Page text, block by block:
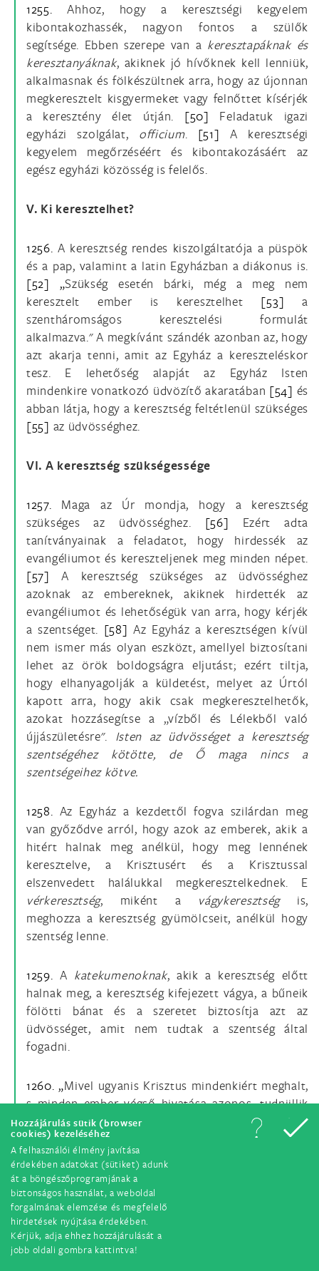
Hozzájárulás sütik (browser
cookies) kezeléséhez
A felhasználói élmény javítása
érdekében adatokat (sütiket) adunk
át a böngészőprogramjának a
biztonságos használat, a weboldal
forgalmának elemzése és megfelelő
hirdetések nyújtása érdekében.
Kérjük, adja ehhez hozzájárulását a
jobb oldali gombra kattintva!
1255.Ahhoz, hogy a keresztségi kegyelem
kibontakozhassék, nagyon fontos a szülők
segítsége. Ebben szerepe van a keresztapáknak és
keresztanyáknak, akiknek jó hívőknek kell lenniük,
alkalmasnak és fölkészültnek arra, hogy az újonnan
megkeresztelt kisgyermeket vagy felnőttet kísérjék
a keresztény élet útján. [50] Feladatuk igazi
egyházi szolgálat, officium. [51] A keresztségi
kegyelem megőrzéséért és kibontakozásáért az
egész egyházi közösség is felelős.
V. Ki keresztelhet?
1256.A keresztség rendes kiszolgáltatója a püspök
és a pap, valamint a latin Egyházban a diákonus is.
[52] „Szükség esetén bárki, még a meg nem
keresztelt ember is keresztelhet [53] a
szentháromságos keresztelési formulát
alkalmazva." A megkívánt szándék azonban az, hogy
azt akarja tenni, amit az Egyház a kereszteléskor
tesz. E lehetőség alapját az Egyház Isten
mindenkire vonatkozó üdvözítő akaratában [54] és
abban látja, hogy a keresztség feltétlenül szükséges
[55] az üdvösséghez.
VI. A keresztség szükségessége
1257. Maga az Úr mondja, hogy a keresztség
szükséges az üdvösséghez. [56] Ezért adta
tanítványainak a feladatot, hogy hirdessék az
evangéliumot és kereszteljenek meg minden népet.
[57] A keresztség szükséges az üdvösséghez
azoknak az embereknek, akiknek hirdették az
evangéliumot és lehetőségük van arra, hogy kérjék
a szentséget. [58] Az Egyház a keresztségen kívül
nem ismer más olyan eszközt, amellyel biztosítani
lehet az örök boldogságra eljutást; ezért tiltja,
hogy elhanyagolják a küldetést, melyet az Úrtól
kapott arra, hogy akik csak megkeresztelhetők,
azokat hozzásegítse a „vízből és Lélekből való
újjászületésre". Isten az üdvösséget a keresztség
szentségéhez kötötte, de Ő maga nincs a
szentségeihez kötve.
1258. Az Egyház a kezdettől fogva szilárdan meg
van győződve arról, hogy azok az emberek, akik a
hitért halnak meg anélkül, hogy meg lennének
keresztelve, a Krisztusért és a Krisztussal
elszenvedett halálukkal megkeresztelkednek. E
vérkeresztség, miként a vágykeresztség is,
meghozza a keresztség gyümölcseit, anélkül hogy
szentség lenne.
1259. A katekumenoknak, akik a keresztség előtt
halnak meg, a keresztség kifejezett vágya, a bűneik
fölötti bánat és a szeretet biztosítja azt az
üdvösséget, amit nem tudtak a szentség által
fogadni.
1260. „Mivel ugyanis Krisztus mindenkiért meghalt,
s minden ember végső hivatása azonos, tudniillik
isteni hivatás, vallanunk kell, hogy a Szentlélek
mindenkinek fölkínálja a lehetőséget, hogy – csak
Isten előtt ismert módon – csatlakozzon e húsvéti
misztériumhoz."[59]
evangéliumának és az ő Egyházának ismerete
nélkül keresi az igazságot és teszi Isten akaratát
úgy, ahogyan azt ismeri, üdvözülhet.
Föltételezhetjük, hogy az ilyen emberek